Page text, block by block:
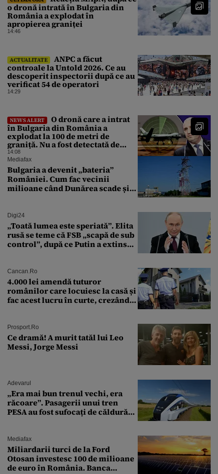
o dronă intrată în Bulgaria din
România a explodat în
apropierea graniței
14:46
ACTUALITATE
ANPC a făcut
controale la Untold 2026. Ce au
descoperit inspectorii după ce au
verificat 54 de operatori
14:29
NEWS ALERT
O dronă care a intrat
în Bulgaria din România a
explodat la 100 de metri de
graniță. Nu a fost detectată de
radare. Reacția MApN
14:08
Mediafax
Bulgaria a devenit „bateria”
României. Cum fac vecinii
milioane când Dunărea scade și
Digi24
„Toată lumea este speriată”. Elita
rusă se teme că FSB „scapă de sub
control”, după ce Putin a extins
Cancan.ro
4.000 lei amendă tuturor
românilor care locuiesc la casă și
fac acest lucru în curte, crezând
Prosport.ro
Ce dramă! A murit tatăl lui Leo
Messi, Jorge Messi
Adevarul
„Era mai bun trenul vechi, era
răcoare”. Pasagerii unui tren
PESA au fost sufocați de căldură
Mediafax
Miliardarii turci de la Ford
Otosan investesc 100 de milioane
de euro în România. Banca